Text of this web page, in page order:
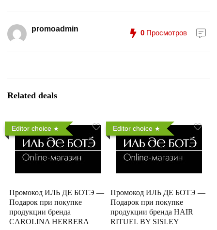
promoadmin 0 Просмотров
Related deals
Editor choice
Промокод ИЛЬ ДЕ БОТЭ —
Подарок при покупке
продукции бренда
CAROLINA HERRERA
Editor choice
Промокод ИЛЬ ДЕ БОТЭ —
Подарок при покупке
продукции бренда HAIR
RITUEL BY SISLEY